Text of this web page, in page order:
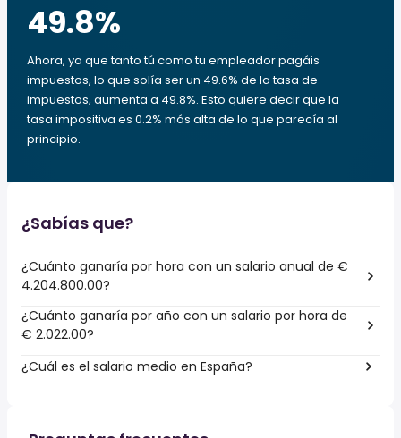
49.8%
Ahora, ya que tanto tú como tu empleador pagáis
impuestos, lo que solía ser un 49.6% de la tasa de
impuestos, aumenta a 49.8%. Esto quiere decir que la
tasa impositiva es 0.2% más alta de lo que parecía al
principio.
¿Sabías que?
¿Cuánto ganaría por hora con un salario anual de €
4.204.800.00?
¿Cuánto ganaría por año con un salario por hora de
€ 2.022.00?
¿Cuál es el salario medio en España?